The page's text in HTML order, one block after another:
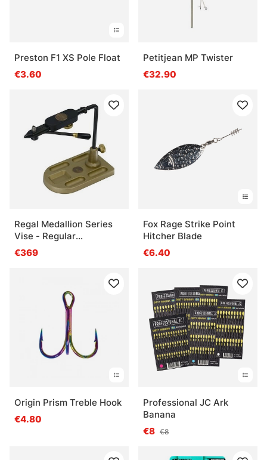
Preston F1 XS Pole Float
€3.60
Petitjean MP Twister
€32.90
Regal Medallion Series
Vise - Regular
Jaws/Bronze Pocket
Base
€369
Fox Rage Strike Point
Hitcher Blade
€6.40
Origin Prism Treble Hook
€4.80
Professional JC Ark
Banana
€8 €8